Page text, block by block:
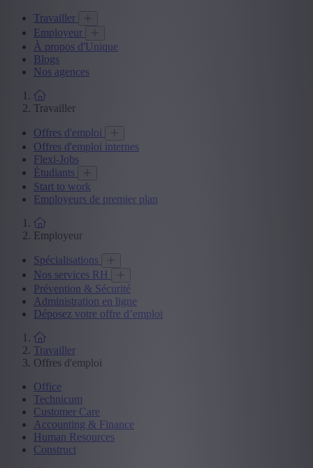
Travailler
Employeur
À propos d'Unique
Blogs
Nos agences
Travailler
Offres d'emploi
Offres d'emploi internes
Flexi-Jobs
Étudiants
Start to work
Employeurs de premier plan
Employeur
Spécialisations
Nos services RH
Prévention & Sécurité
Administration en ligne
Déposez votre offre d’emploi
Travailler
Offres d'emploi
Office
Technicum
Customer Care
Accounting & Finance
Human Resources
Construct